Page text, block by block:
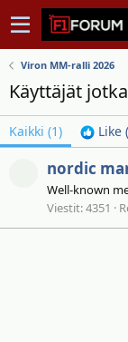
Viron MM-ralli 2026
Käyttäjät
Kaikki (1) Like
nordic
Well-known
Viestit 4351